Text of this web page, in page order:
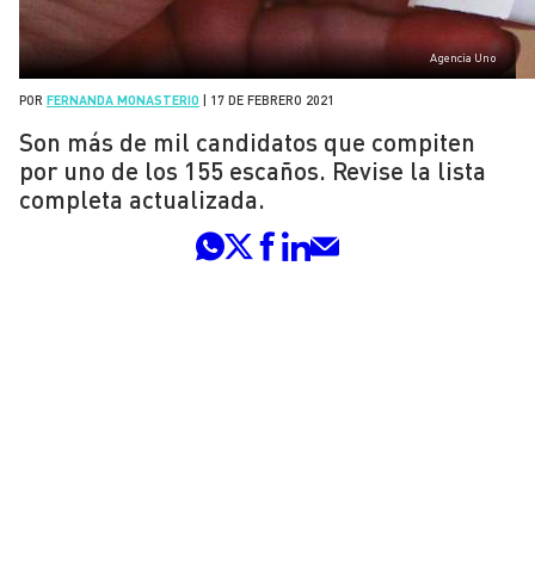
Agencia Uno
POR FERNANDA MONASTERIO 17 DE FEBRERO 2021
Son más de mil candidatos que compiten
por uno de los 155 escaños. Revise la lista
completa actualizada.